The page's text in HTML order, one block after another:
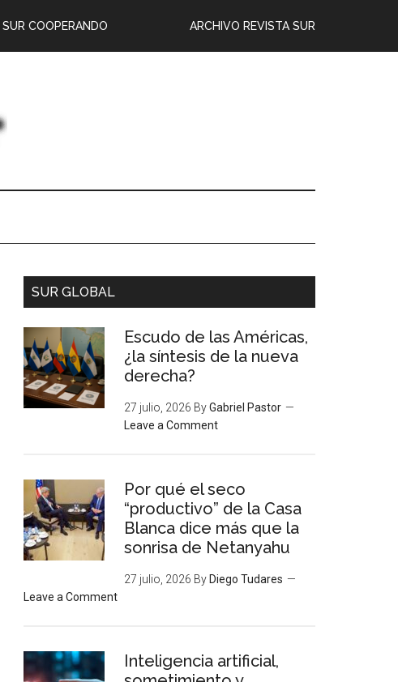
ARCHIVO REVISTA SUR
SUR COOPERANDO
SUR GLOBAL
Escudo de las Américas,
¿la síntesis de la nueva
derecha?
27 julio, 2026 ByGabriel Pastor
Leave a Comment
Por qué el seco
“productivo” de la Casa
Blanca dice más que la
sonrisa de Netanyahu
27 julio, 2026 By Diego Tudares
Leave a Comment
Inteligencia artificial,